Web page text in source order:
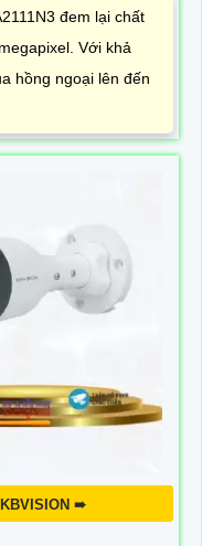
đem lại chất
Với khả
hồng ngoại lên đến
KBVISION ➠